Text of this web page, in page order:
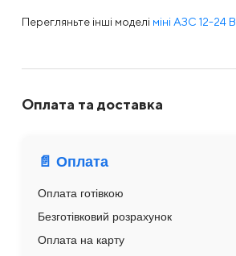
Перегляньте інші моделі міні АЗС 12-24 В
Оплата та доставка
📄 Оплата
Оплата готівкою
Безготівковий розрахунок
Оплата на карту